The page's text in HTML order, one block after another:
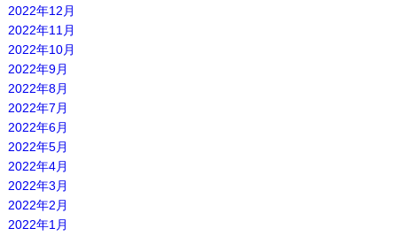
2022年12月
2022年11月
2022年10月
2022年9月
2022年8月
2022年7月
2022年6月
2022年5月
2022年4月
2022年3月
2022年2月
2022年1月